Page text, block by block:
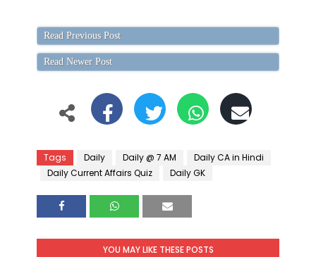
Read Previous Post
Read Newer Post
Tags Daily Daily @ 7 AM
Daily CA in Hindi
Daily Current Affairs Quiz
Daily GK
YOU MAY LIKE THESE POSTS